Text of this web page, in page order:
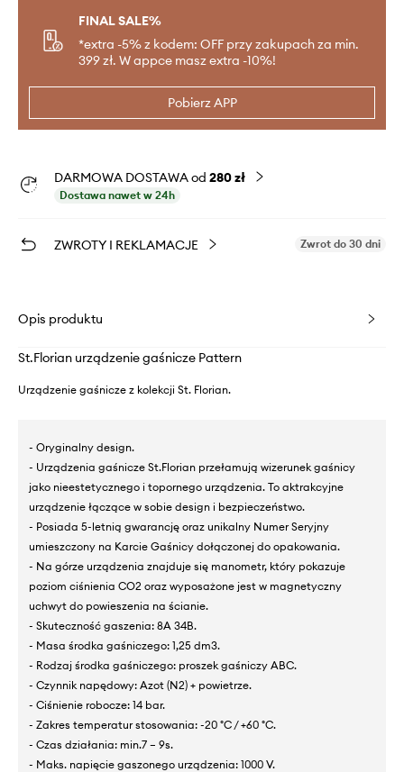
FINAL SALE%
*extra -5% z kodem: OFF przy zakupach za min.
399 zł. W appce masz extra -10%!
Pobierz APP
DARMOWA DOSTAWA od 280 zł
Dostawa nawet w 24h
ZWROTY I REKLAMACJE Zwrot do 30 dni
Opis produktu
St.Florian urządzenie gaśnicze Pattern
Urządzenie gaśnicze z kolekcji St. Florian.
- Oryginalny design.
- Urządzenia gaśnicze St.Florian przełamują wizerunek gaśnicy
jako nieestetycznego i topornego urządzenia. To aktrakcyjne
urządzenie łączące w sobie design i bezpieczeństwo.
- Posiada 5-letnią gwarancję oraz unikalny Numer Seryjny
umieszczony na Karcie Gaśnicy dołączonej do opakowania.
- Na górze urządzenia znajduje się manometr, który pokazuje
poziom ciśnienia CO2 oraz wyposażone jest w magnetyczny
uchwyt do powieszenia na ścianie.
- Skuteczność gaszenia: 8A 34B.
- Masa środka gaśniczego: 1,25 dm3.
- Rodzaj środka gaśniczego: proszek gaśniczy ABC.
- Czynnik napędowy: Azot (N2) + powietrze.
- Ciśnienie robocze: 14 bar.
- Zakres temperatur stosowania: -20 °C / +60 °C.
- Czas działania: min.7 – 9s.
- Maks. napięcie gaszonego urządzenia: 1000 V.